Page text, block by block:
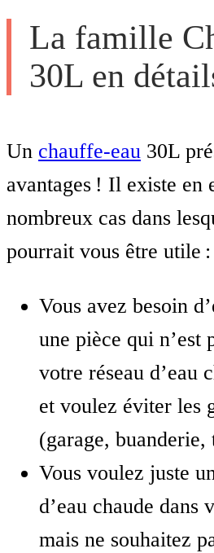
La famille
30L en
Un chauffe-eau 30L
avantages ! Il existe en
nombreux cas dans
pourrait vous être utile :
Vous avez besoin
une pièce qui n’est
votre réseau d’eau
et voulez éviter les
(garage,
Vous voulez juste
d’eau chaude dans
mais ne souhaitez